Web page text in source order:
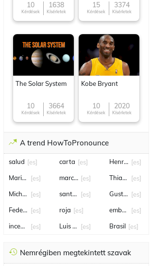
10
Kérdések
1638
Kísérletek
15
Kérdések
3374
Kísérletek
The Solar System
10
Kérdések
3664
Kísérletek
Kobe Bryant
10
Kérdések
2020
Kísérletek
A trend HowToPronounce
salud [es]
Mario Pergolini
[es]
Michoacán
[es]
Federico Viñas
[es]
incendio[es]
carta [es]
marcelo tinelli
[es]
santa fe[es]
roja [es]
Luis Romo
[es]
Henry cavill
[es]
Thiago Almada
[es]
Gustavo Petro
[es]
embajador
[es]
Brasil [es]
Nemrégiben megtekintett szavak